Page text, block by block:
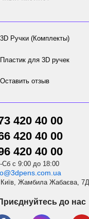
3D Ручки (Комплекты)
Пластик для 3D ручек
Оставить отзыв
420 40 00
420 40 00
420 40 00
Сб с 9:00 до 18:00
Жамбила Жабаєва, 7Д
до нас